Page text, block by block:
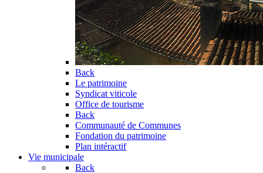
Back
Le patrimoine
Syndicat viticole
Office de tourisme
Back
Communauté de Communes
Fondation du patrimoine
Plan intéractif
Vie municipale
Back